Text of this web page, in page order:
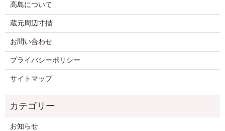
高島について
蔵元周辺寸描
お問い合わせ
プライバシーポリシー
サイトマップ
お知らせ